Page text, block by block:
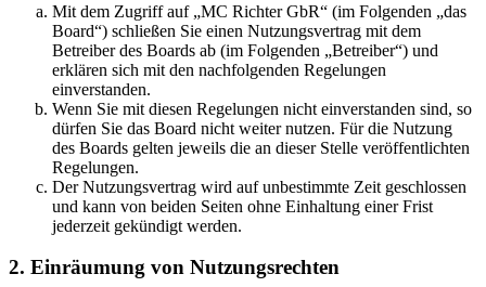
Mit dem Zugriff auf „MC Richter GbR“ (im Folgenden „das
Board“) schließen Sie einen Nutzungsvertrag mit dem
Betreiber des Boards ab (im Folgenden „Betreiber“) und
erklären sich mit den nachfolgenden Regelungen
einverstanden.
Wenn Sie mit diesen Regelungen nicht einverstanden sind, so
dürfen Sie das Board nicht weiter nutzen. Für die Nutzung
des Boards gelten jeweils die an dieser Stelle veröffentlichten
Regelungen.
Der Nutzungsvertrag wird auf unbestimmte Zeit geschlossen
und kann von beiden Seiten ohne Einhaltung einer Frist
jederzeit gekündigt werden.
2. Einräumung von Nutzungsrechten